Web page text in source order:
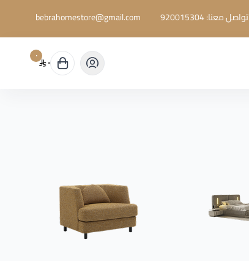
تواصل معنا:920015304
bebrahomestore@gmail.com
٠ ٠